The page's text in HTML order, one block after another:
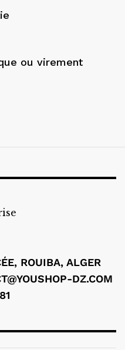
ou virement
ROUIBA, ALGER
DZ.COM